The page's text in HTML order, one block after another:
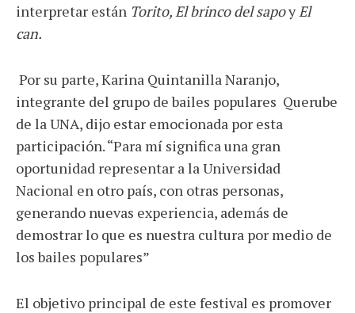
interpretar están Torito, El brinco del sapoyEl
can.
Por su parte, Karina Quintanilla Naranjo,
integrante del grupo de bailes populares Querube
de la UNA, dijo estar emocionada por esta
participación. “Para mí significa una gran
oportunidad representar a la Universidad
Nacional en otro país, con otras personas,
generando nuevas experiencia, además de
demostrar lo que es nuestra cultura por medio de
los bailes populares”
El objetivo principal de este festival es promover